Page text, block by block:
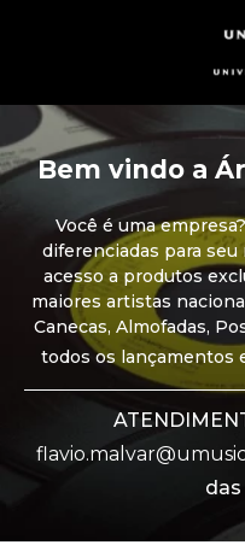
Bem vindo a
Você é uma
diferenciadas para
acesso a produtos
maiores artistas
Canecas, Almofadas,
todos os lançamentos
das